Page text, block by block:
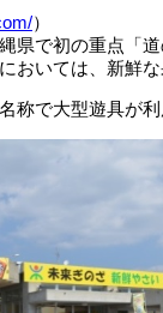
）
県で初の重点「
称で大型遊具が